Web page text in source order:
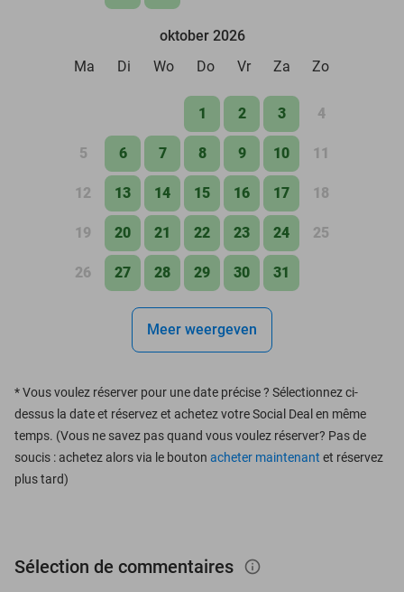
oktober 2026
Ma
Di Wo Do Vr Za Zo
1 2 3 4
5 6 7 8 9 10 11
12 13 14 15 16 17 18
19 20 21 22 23 24 25
26 27 28 29 30 31
Meer weergeven
*Vous voulez réserver pour une date précise ? Sélectionnez ci-
dessus la date et réservez et achetez votre Social Deal en même
temps. (Vous ne savez pas quand vous voulez réserver? Pas de
soucis : achetez alors via le bouton acheter maintenant et réservez
plus tard)
Sélection de commentaires info_outlined